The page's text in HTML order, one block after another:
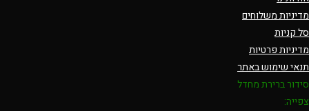
מדיניות משלוחים
סל קניות
מדיניות פרטיות
תנאי שימוש באתר
סידור ברירת מחדל
צפייה: